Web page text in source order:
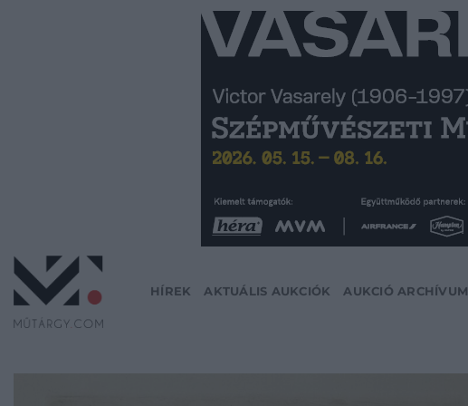
HÍREK AKTUÁLIS AUKCIÓK AUKCIÓ ARCHÍVUM